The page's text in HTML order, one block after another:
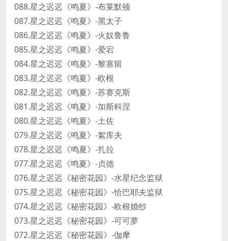
088.星之迟迟《鸣夏》-布莱默顿
087.星之迟迟《鸣夏》-黑太子
086.星之迟迟《鸣夏》-火奴鲁鲁
085.星之迟迟《鸣夏》-爱宕
084.星之迟迟《鸣夏》-黎塞留
083.星之迟迟《鸣夏》-欧根
082.星之迟迟《鸣夏》-苏赛克斯
081.星之迟迟《鸣夏》-加斯科涅
080.星之迟迟《鸣夏》-土佐
079.星之迟迟《鸣夏》-絮库夫
078.星之迟迟《鸣夏》-扎拉
077.星之迟迟《鸣夏》-贞德
076.星之迟迟《秘密花园》-水星纪念监狱
075.星之迟迟《秘密花园》-恰巴耶夫监狱
074.星之迟迟《秘密花园》-欧根婚纱
073.星之迟迟《秘密花园》-可可萝
072.星之迟迟《秘密花园》-伽摩